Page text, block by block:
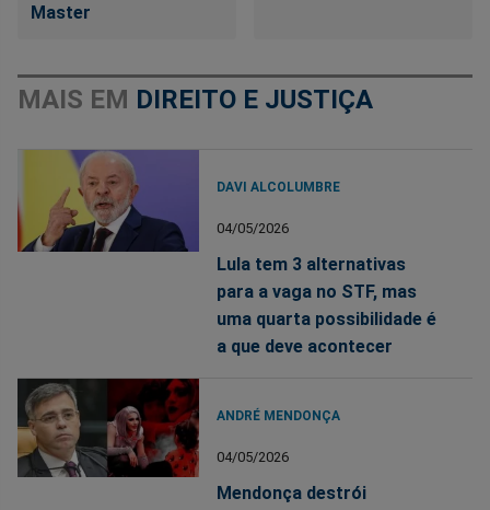
Master
MAIS EM DIREITO E JUSTIÇA
DAVI ALCOLUMBRE
04/05/2026
Lula tem 3 alternativas
para a vaga no STF, mas
uma quarta possibilidade é
a que deve acontecer
ANDRÉ MENDONÇA
04/05/2026
Mendonça destrói